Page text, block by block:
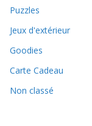
Puzzles
Jeux d'extérieur
Goodies
Carte Cadeau
Non classé